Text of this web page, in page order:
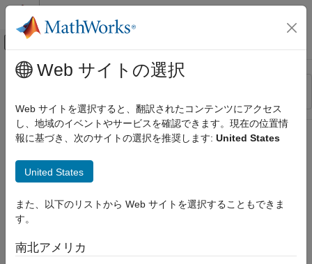
コンテンツへスキップ
オフキャンバス ナビゲーション メ
リソース
ステータス
メインコンテンツ
Web サイトの選択
Web サイトを選択すると、翻訳されたコンテンツにアクセス
し、地域のイベントやサービスを確認できます。現在の位置情
報に基づき、次のサイトの選択を推奨します: United States
United States
また、以下のリストから Web サイトを選択することもできま
す。
南北アメリカ